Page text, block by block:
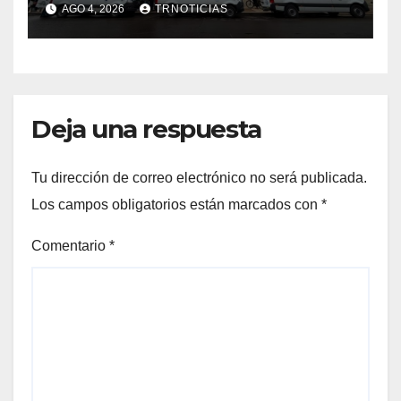
Cauquenes y Sagrada Familia
AGO 4, 2026 TRNOTICIAS
Deja una respuesta
Tu dirección de correo electrónico no será publicada.
Los campos obligatorios están marcados con *
Comentario *